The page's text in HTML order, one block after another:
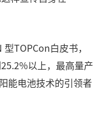
TOPCon白皮书，
以上，最高量产
能电池技术的引领者